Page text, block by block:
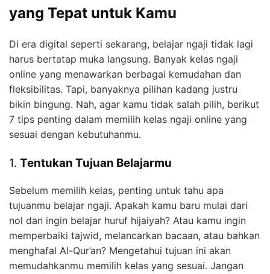
yang Tepat untuk Kamu
Di era digital seperti sekarang, belajar ngaji tidak lagi
harus bertatap muka langsung. Banyak kelas ngaji
online yang menawarkan berbagai kemudahan dan
fleksibilitas. Tapi, banyaknya pilihan kadang justru
bikin bingung. Nah, agar kamu tidak salah pilih, berikut
7 tips penting dalam memilih kelas ngaji online yang
sesuai dengan kebutuhanmu.
1. Tentukan Tujuan Belajarmu
Sebelum memilih kelas, penting untuk tahu apa
tujuanmu belajar ngaji. Apakah kamu baru mulai dari
nol dan ingin belajar huruf hijaiyah? Atau kamu ingin
memperbaiki tajwid, melancarkan bacaan, atau bahkan
menghafal Al-Qur’an? Mengetahui tujuan ini akan
memudahkanmu memilih kelas yang sesuai. Jangan